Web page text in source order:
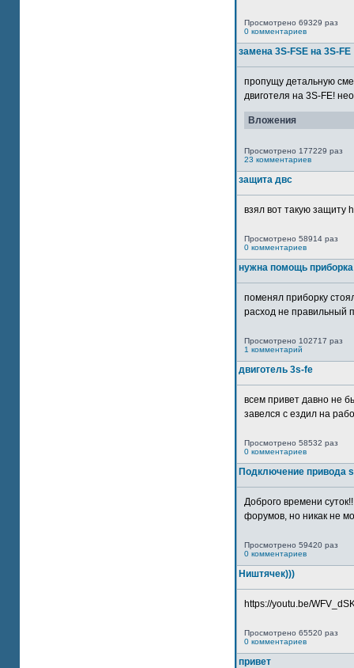
Просмотрено 69329 раз
0 комментариев
замена 3S-FSE на 3S-FE
пропущу детальную
двиготеля на 3S-FE!
Вложения
Просмотрено 177229 раз
23 комментариев
защита двс
взял вот такую защиту
Просмотрено 58914 раз
0 комментариев
нужна помощь
поменял приборку
расход не правильный
Просмотрено 102717 раз
1 комментарий
двиготель 3s-fe
всем привет давно не
завелся с ездил на
Просмотрено 58532 раз
0 комментариев
Подключение привода
Доброго времени
форумов, но никак не
Просмотрено 59420 раз
0 комментариев
Ништячек)))
https://youtu.be/
Просмотрено 65520 раз
0 комментариев
привет